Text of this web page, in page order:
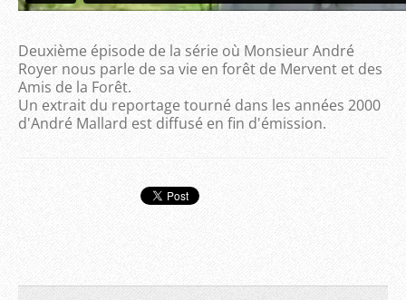
Deuxième épisode de la série où Monsieur André
Royer nous parle de sa vie en forêt de Mervent et des
Amis de la Forêt.
Un extrait du reportage tourné dans les années 2000
d'André Mallard est diffusé en fin d'émission.